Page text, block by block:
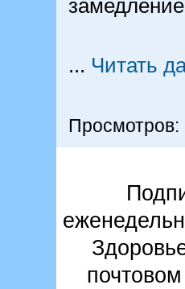
... Читать
Просмотров: